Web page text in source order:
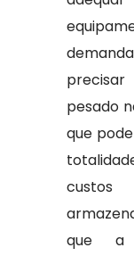
pesado
que
que a